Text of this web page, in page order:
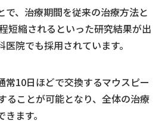
で、治療期間を従来の治療方法と
短縮されるといった研究結果が出
院でも採用されています。
常10日ほどで交換するマウスピー
ることが可能となり、全体の治療
ます。